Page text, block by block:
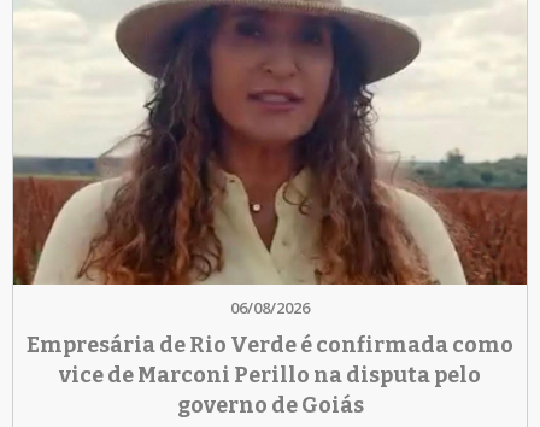
06/08/2026
Empresária de Rio Verde é confirmada como
vice de Marconi Perillo na disputa pelo
governo de Goiás